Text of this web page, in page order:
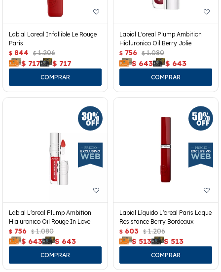
Labial Loreal Infallible Le Rouge
Paris
$ 844 $ 1.206
$ 717 $ 717
Labial L'oreal Plump Ambition
Hialuronico Oil Berry Jolie
$ 756 $ 1.080
$ 643 $ 643
Labial L'oreal Plump Ambition
Hialuronico Oil Rouge In Love
$ 756 $ 1.080
$ 643 $ 643
Labial Líquido L'oreal Paris Laque
Resistance Berry Bordeaux
$ 603 $ 1.206
$ 513 $ 513